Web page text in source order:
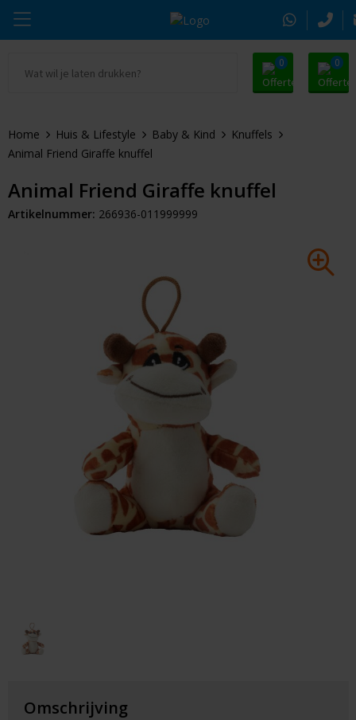
0 0
Drinkwaren
Tassen & Reizen
Sleutelhangers & Tools
Huis & Lifestyle
Outdoor & Vrije Tijd
Auto & Veiligheid
Gezondheid & Verzorging
Paraplu's
Alle promosnoepje
Zomer
Kerst
Thule
Alle merken
Home Huis & Lifestyle Baby & Kind
Knuffels
Animal Friend Giraffe knuffel
Animal Friend Giraffe knuffel
Artikelnummer: 266936-011999999
Omschrijving